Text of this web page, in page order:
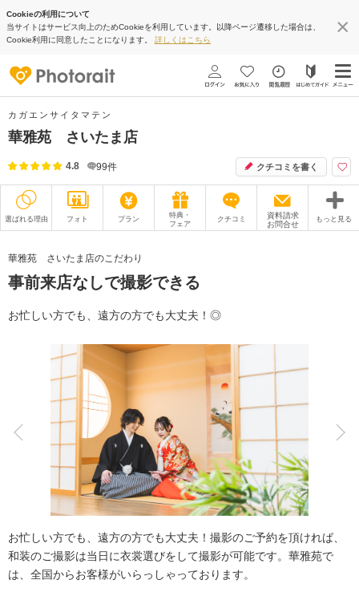
Cookieの利用について
当サイトはサービス向上のためCookieを利用しています。以降ページ遷移した場合は、
Cookie利用に同意したことになります。 詳しくはこちら
カガエンサイタマテン
華雅苑 さいたま店
4.8 99件 クチコミを書く
選ばれる理由 フォト プラン
特典・
フェア
クチコミ
資料請求
お問合せ
もっと見る
衣装
オプション ブログ
アクセス/TEL スタジオトップ
こだわりポイント
豊富な色打掛・着物 豊富な白無垢
華雅苑 さいたま店のこだわり
事前来店なしで撮影できる
お忙しい方でも、遠方の方でも大丈夫！◎
お忙しい方でも、遠方の方でも大丈夫！撮影のご予約を頂ければ、
和装のご撮影は当日に衣裳選びをして撮影が可能です。華雅苑で
は、全国からお客様がいらっしゃっております。